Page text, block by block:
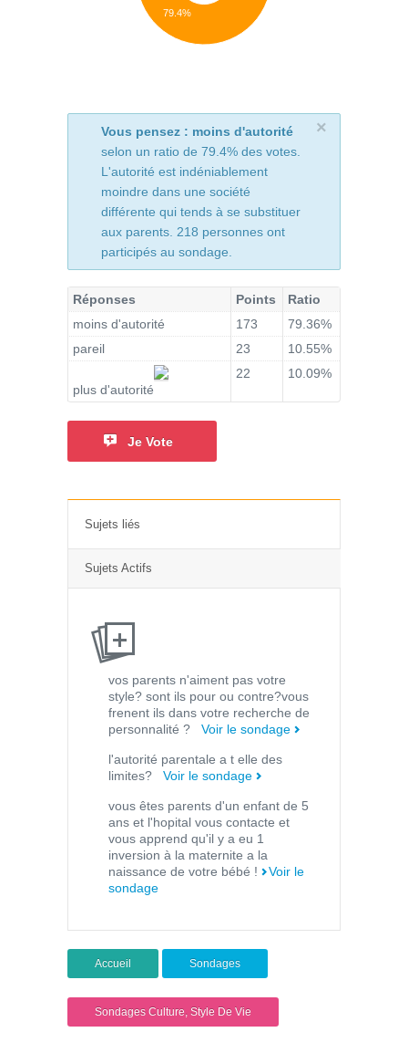
79.4%
×
Vous pensez : moins d'autorité
selon un ratio de 79.4% des votes.
L'autorité est indéniablement
moindre dans une société
différente qui tends à se substituer
aux parents. 218 personnes ont
participés au sondage.
Réponses Points
Ratio
moins d'autorité
173
79.36%
pareil
23 10.55%
plus d'autorité
22 10.09%
Je Vote
Sujets liés
Sujets Actifs
vos parents n'aiment pas votre
style? sont ils pour ou contre?vous
frenent ils dans votre recherche de
personnalité ? Voir le sondage
l'autorité parentale a t elle des
limites? Voir le sondage
vous êtes parents d'un enfant de 5
ans et l'hopital vous contacte et
vous apprend qu'il y a eu 1
inversion à la maternite a la
naissance de votre bébé !Voir le
sondage
Accueil Sondages
Sondages Culture, Style De Vie